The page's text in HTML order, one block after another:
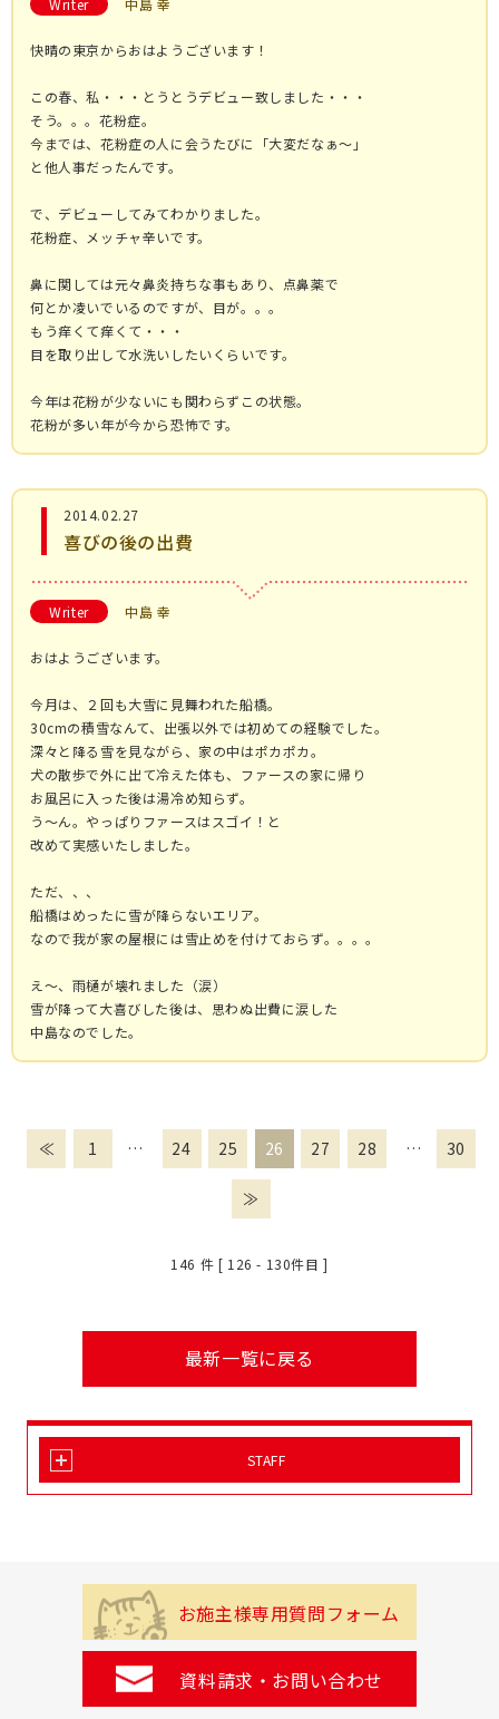
Writer 中島 幸
快晴の東京からおはようございます！
この春、私・・・とうとうデビュー致しました・・・
そう。。。花粉症。
今までは、花粉症の人に会うたびに「大変だなぁ～」
と他人事だったんです。
で、デビューしてみてわかりました。
花粉症、メッチャ辛いです。
鼻に関しては元々鼻炎持ちな事もあり、点鼻薬で
何とか凌いでいるのですが、目が。。。
もう痒くて痒くて・・・
目を取り出して水洗いしたいくらいです。
今年は花粉が少ないにも関わらずこの状態。
花粉が多い年が今から恐怖です。
2014.02.27
喜びの後の出費
Writer 中島 幸
おはようございます。
今月は、２回も大雪に見舞われた船橋。
30cmの積雪なんて、出張以外では初めての経験でした。
深々と降る雪を見ながら、家の中はポカポカ。
犬の散歩で外に出て冷えた体も、ファースの家に帰り
お風呂に入った後は湯冷め知らず。
う～ん。やっぱりファースはスゴイ！と
改めて実感いたしました。
ただ、、、
船橋はめったに雪が降らないエリア。
なので我が家の屋根には雪止めを付けておらず。。。。
え～、雨樋が壊れました（涙）
雪が降って大喜びした後は、思わぬ出費に涙した
中島なのでした。
≪ 1 … 24 25 26 27 28 … 30
≫
146 件 [ 126 - 130件目 ]
最新一覧に戻る
STAFF
お施主様専用質問フォーム
資料請求・お問い合わせ